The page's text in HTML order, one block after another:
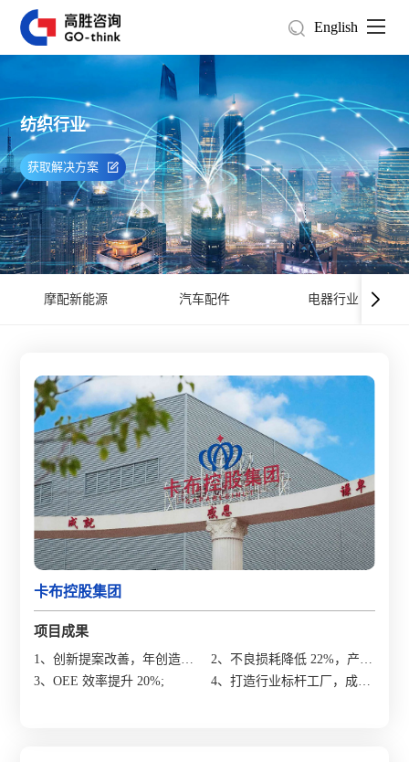
English
纺织行业
获取解决方案
摩配新能源 汽车配件 电器行业
卡布控股集团
项目成果
1、创新提案改善，年创造价
值 295万;
2、不良损耗降低 22%，产品
合格率提升 15%;
3、OEE 效率提升 20%;
4、打造行业标杆工厂，成为